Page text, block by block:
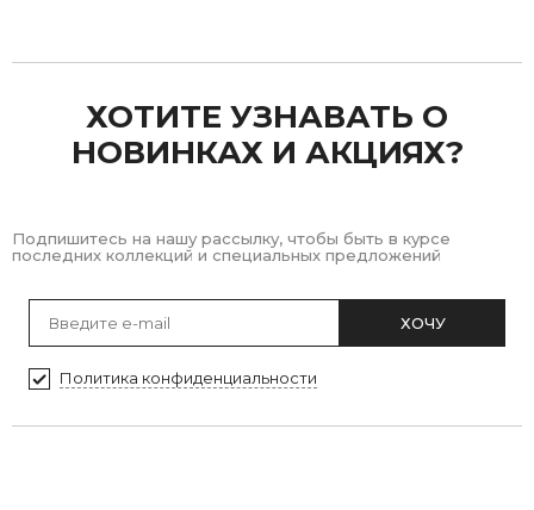
ХОТИТЕ УЗНАВАТЬ О
НОВИНКАХ И АКЦИЯХ?
Подпишитесь на нашу рассылку, чтобы быть в курсе
последних коллекций и специальных предложений
ХОЧУ
Политика конфиденциальности